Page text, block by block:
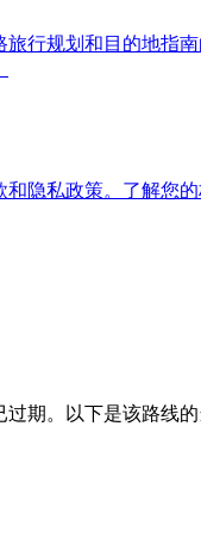
旅行规划和目的地指
和隐私政策。了解您
期。以下是该路线的